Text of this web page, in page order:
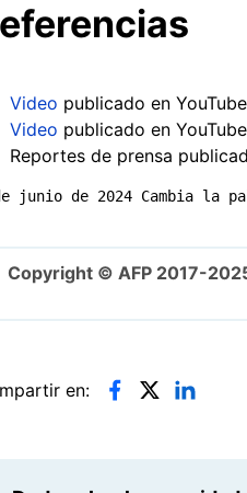
Video publicado en
Video publicado en
Reportes de prensa
junio de 2024 Cambia la
Copyright © AFP 2017-
en: